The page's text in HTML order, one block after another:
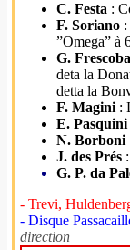
C. Festa :
F. Soriano
”Omega” à
G.
deta la
detta la
F. Magini :
E. Pasquini
N. Borboni
J. des Prés
G. P. da
- Trevi,
- Disque
direction